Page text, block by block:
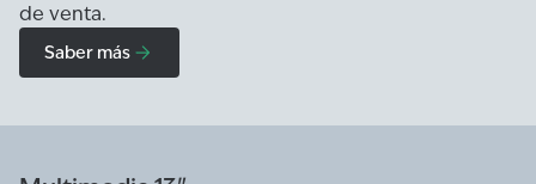
de venta.
Saber más